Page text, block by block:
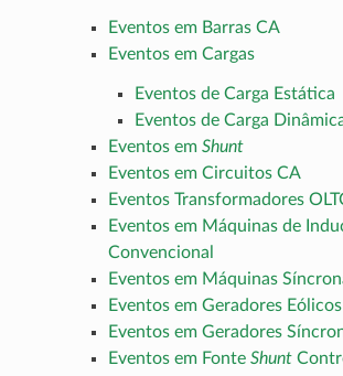
Eventos em Barras CA
Eventos em Cargas
Eventos de Carga Estática
Eventos de Carga
Eventos em Shunt
Eventos em Circuitos CA
Eventos Transformadores
Eventos em Máquinas de
Convencional
Eventos em Máquinas
Eventos em Geradores
Eventos em Geradores
Eventos em Fonte Shunt